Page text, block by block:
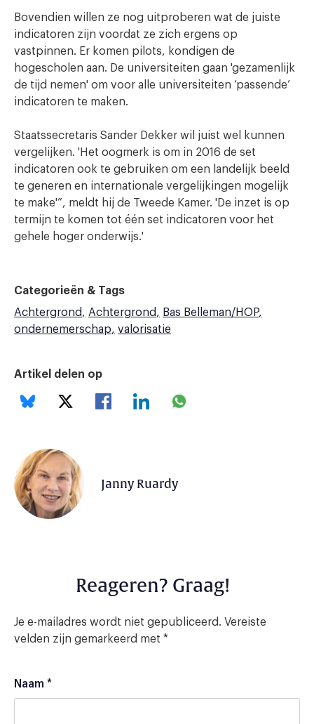
Bovendien willen ze nog uitproberen wat de juiste
indicatoren zijn voordat ze zich ergens op
vastpinnen. Er komen pilots, kondigen de
hogescholen aan. De universiteiten gaan 'gezamenlijk
de tijd nemen' om voor alle universiteiten ‘passende’
indicatoren te maken.
Staatssecretaris Sander Dekker wil juist wel kunnen
vergelijken. 'Het oogmerk is om in 2016 de set
indicatoren ook te gebruiken om een landelijk beeld
te generen en internationale vergelijkingen mogelijk
te make'”, meldt hij de Tweede Kamer. 'De inzet is op
termijn te komen tot één set indicatoren voor het
gehele hoger onderwijs.'
Categorieën & Tags
Achtergrond
Achtergrond
Bas Belleman/HOP
ondernemerschap
valorisatie
Artikel delen op
Janny Ruardy
Reageren? Graag!
Je e-mailadres wordt niet gepubliceerd. Vereiste
velden zijn gemarkeerd met *
Naam *